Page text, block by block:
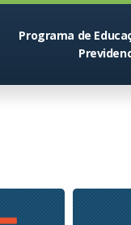
Programa de